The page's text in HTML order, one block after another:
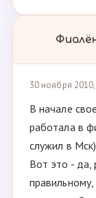
30 ноября
В начале
работала в
служил в
Вот это - да,